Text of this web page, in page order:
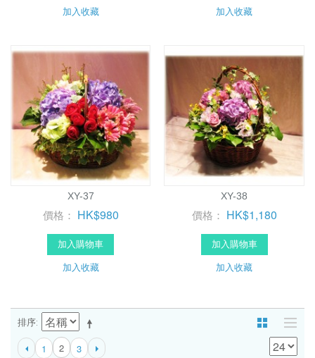
加入收藏 加入收藏
XY-37
價格： HK$980
加入購物車
加入收藏
XY-38
價格： HK$1,180
加入購物車
加入收藏
排序
1 2 3